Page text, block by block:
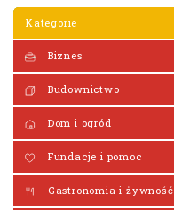
Kategorie
Biznes
Budownictwo
Dom i ogród
Fundacje i pomoc
Gastronomia i żywność